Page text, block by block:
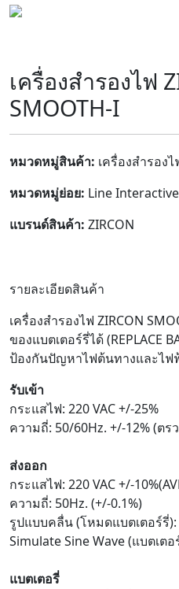
เครื่องสำรองไฟ
SMOOTH-I
หมวดหมู่สินค้า: เครื่องสำรองไ
หมวดหมู่ย่อย: Line
แบรนด์สินค้า: ZIRCON
รายละเอียดสินค้า
เครื่องสำรองไฟ ZIRCON
ของแบตเตอร์รี่ได้ (REPLACE
ป้องกันปัญหาไฟต้นทางและไฟ
รับเข้า
กระแสไฟ: 220 VAC +/-25%
ความถี่: 50/60Hz. +/-12% (ต
ส่งออก
กระแสไฟ: 220 VAC +/-
ความถี่: 50Hz. (+/-0.1%)
รูปแบบคลื่น (โหมดแบตเตอร์รี่):
Simulate Sine Wave (แบตเตอ
แบตเตอรี่